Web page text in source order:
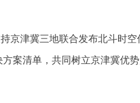
京津冀三地联合发布北斗时
案清单，共同树立京津冀优